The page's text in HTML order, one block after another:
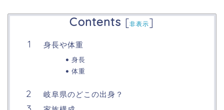
Contents [非表示]
身長や体重
身長
体重
岐阜県のどこの出身？